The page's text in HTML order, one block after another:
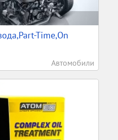
Time,On
Автомобили